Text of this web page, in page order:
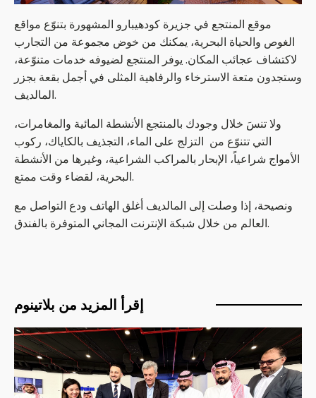
موقع المنتجع في جزيرة كودهيبارو المشهورة بتنوّع مواقع
الغوص والحياة البحرية، يمكنك من خوض مجموعة من التجارب
لاكتشاف عجائب المكان. يوفر المنتجع لضيوفه خدمات متنوّعة،
وستجدون متعة الاسترخاء والرفاهية المثلى في أجمل بقعة بجزر
المالديف.
ولا تنسَ خلال وجودك بالمنتجع الأنشطة المائية والمغامرات،
التي تتنوّع من التزلج على الماء، التجذيف بالكاياك، ركوب
الأمواج شراعياً، الإبحار بالمراكب الشراعية، وغيرها من الأنشطة
البحرية، لقضاء وقت ممتع.
ونصيحة، إذا وصلت إلى المالديف أغلق الهاتف ودع التواصل مع
العالم من خلال شبكة الإنترنت المجاني المتوفرة بالفندق.
إقرأ المزيد من بلاتينوم